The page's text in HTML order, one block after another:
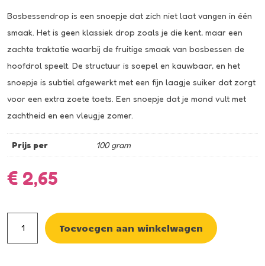
€ 2,65
Bosbessendrop is een snoepje dat zich niet laat vangen in één
smaak. Het is geen klassiek drop zoals je die kent, maar een
zachte traktatie waarbij de fruitige smaak van bosbessen de
hoofdrol speelt. De structuur is soepel en kauwbaar, en het
snoepje is subtiel afgewerkt met een fijn laagje suiker dat zorgt
voor een extra zoete toets. Een snoepje dat je mond vult met
zachtheid en een vleugje zomer.
Bosbessendrop
Toevoegen aan winkelwagen
Prijs per 100 gram